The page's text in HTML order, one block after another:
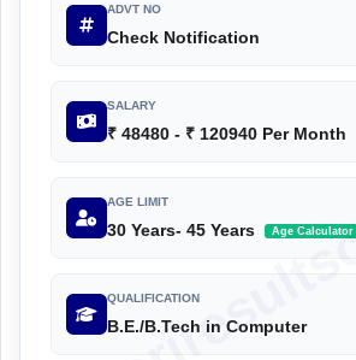
ADVT NO
Check Notification
SALARY
₹ 48480 - ₹ 120940 Per Month
AGE LIMIT
30 Years- 45 Years Age Calculator
QUALIFICATION
B.E./B.Tech in Computer